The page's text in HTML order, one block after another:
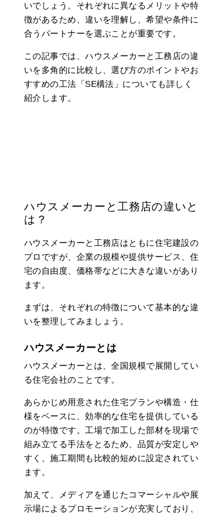
いでしょう。それぞれに異なるメリットや特
徴があるため、違いを理解し、希望や条件に
合うパートナーを選ぶことが重要です。
この記事では、ハウスメーカーと工務店の違
いを多角的に比較し、選び方のポイントやお
すすめの工法「SE構法」についても詳しく
紹介します。
ハウスメーカーと工務店の違いと
は？
ハウスメーカーと工務店はともに住宅建設の
プロですが、企業の規模や提供サービス、住
宅の自由度、価格帯などに大きな違いがあり
ます。
まずは、それぞれの特徴について基本的な違
いを整理してみましょう。
ハウスメーカーとは
ハウスメーカーとは、全国規模で展開してい
る住宅会社のことです。
あらかじめ用意された住宅プランや構造・仕
様をベースに、効率的な住宅を提供している
のが特徴です。工場で加工した部材を現場で
組み立てる手法をとるため、品質が安定しや
すく、施工期間も比較的短めに設定されてい
ます。
加えて、メディアを通じたコマーシャルや展
示場によるプロモーションが充実しており、